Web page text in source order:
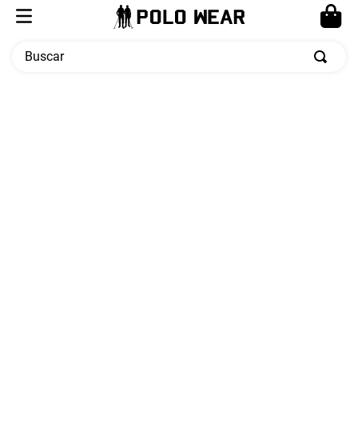
Buscar